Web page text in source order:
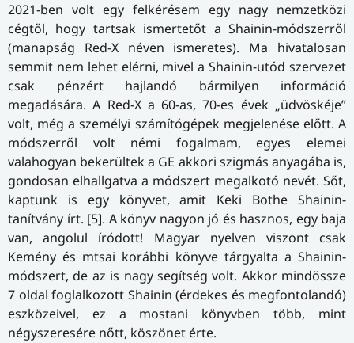
2021-ben volt egy felkérésem egy nagy nemzetközi
cégtől, hogy tartsak ismertetőt a Shainin-módszerről
(manapság Red-X néven ismeretes). Ma hivatalosan
semmit nem lehet elérni, mivel a Shainin-utód szervezet
csak pénzért hajlandó bármilyen információ
megadására. A Red-X a 60-as, 70-es évek „üdvöskéje”
volt, még a személyi számítógépek megjelenése előtt. A
módszerről volt némi fogalmam, egyes elemei
valahogyan bekerültek a GE akkori szigmás anyagába is,
gondosan elhallgatva a módszert megalkotó nevét. Sőt,
kaptunk is egy könyvet, amit Keki Bothe Shainin-
tanítvány írt. [5]. A könyv nagyon jó és hasznos, egy baja
van, angolul íródott! Magyar nyelven viszont csak
Kemény és mtsai korábbi könyve tárgyalta a Shainin-
módszert, de az is nagy segítség volt. Akkor mindössze
7 oldal foglalkozott Shainin (érdekes és megfontolandó)
eszközeivel, ez a mostani könyvben több, mint
négyszeresére nőtt, köszönet érte.